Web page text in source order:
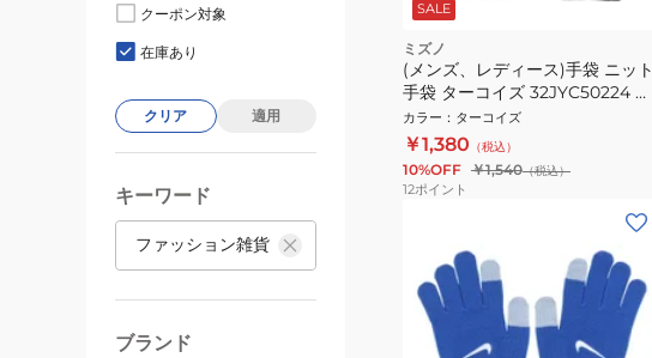
SALE
ミズノ
(メンズ、レディース)手袋 ニット
手袋 ターコイズ 32JYC50224 防
寒 滑り止め付き
カラー ： ターコイズ
￥1,380 （税込）
10%OFF ￥1,540（税込）
12ポイント
クーポン対象
在庫あり
クリア 適用
キーワード
ブランド